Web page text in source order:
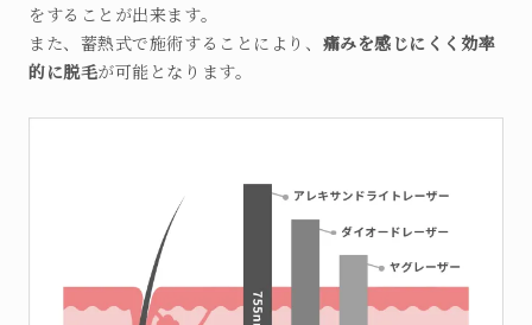
をすることが出来ます。
また、蓄熱式で施術することにより、 痛みを感じにくく効率
的に脱毛が可能となります。